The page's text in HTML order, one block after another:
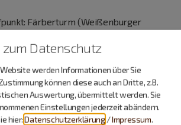
Färberturm (Weißenburger
Ort
Datenschutz
werden Informationen über Sie
können diese auch an Dritte, z.B.
Auswertung, übermittelt werden. Sie
Einstellungen jederzeit abändern.
hier:Datenschutzerklärung /Impressum.